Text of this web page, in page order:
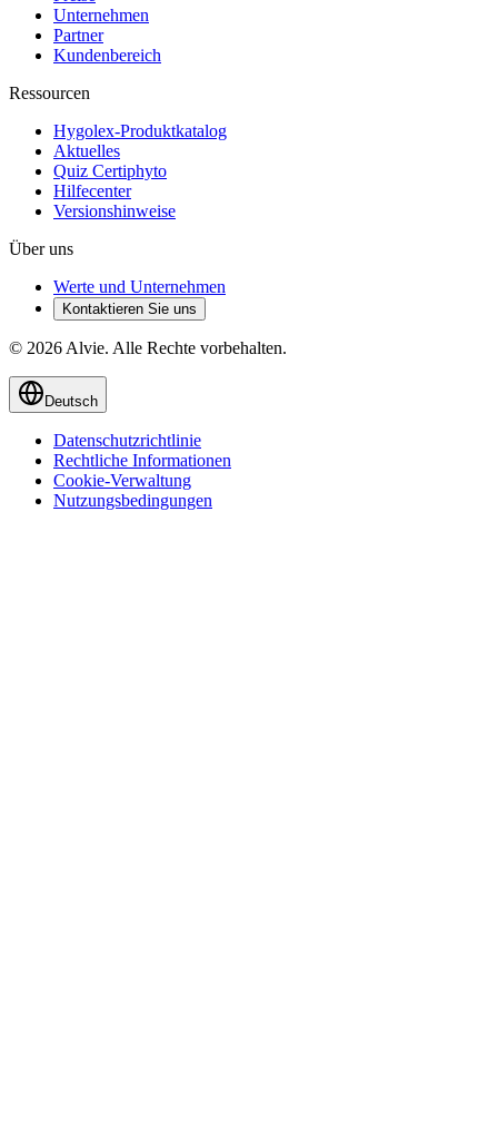
Unternehmen
Partner
Kundenbereich
Ressourcen
Hygolex-Produktkatalog
Aktuelles
Quiz Certiphyto
Hilfecenter
Versionshinweise
Über uns
Werte und Unternehmen
Kontaktieren Sie uns
© 2026 Alvie. Alle Rechte vorbehalten.
Deutsch
Datenschutzrichtlinie
Rechtliche Informationen
Cookie-Verwaltung
Nutzungsbedingungen